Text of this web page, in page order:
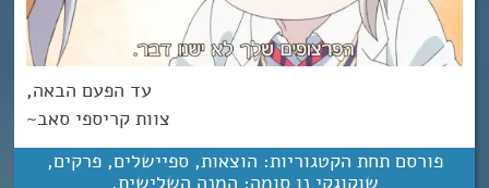
עד הפעם הבאה,
צוות קריספי סאב~
פורסם תחת הקטגוריות: הוצאות,ספיישלים,פרקים,
שוקוגקי נו סומה: המנה השלישית.